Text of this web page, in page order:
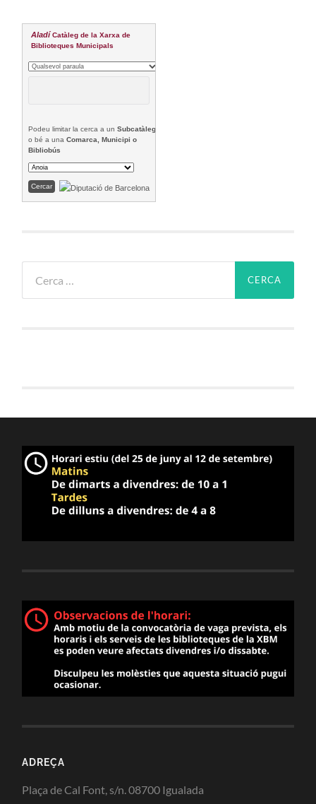
Aladí Catàleg de la Xarxa de
Biblioteques Municipals
Podeu limitar la cerca a unSubcatàleg
o bé a unaComarca, Municipi o
Bibliobús
ADREÇA
Plaça de Cal Font, s/n. 08700 Igualada